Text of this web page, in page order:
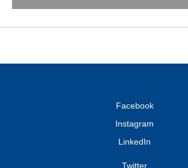
Facebook
Instagram
LinkedIn
Twitter